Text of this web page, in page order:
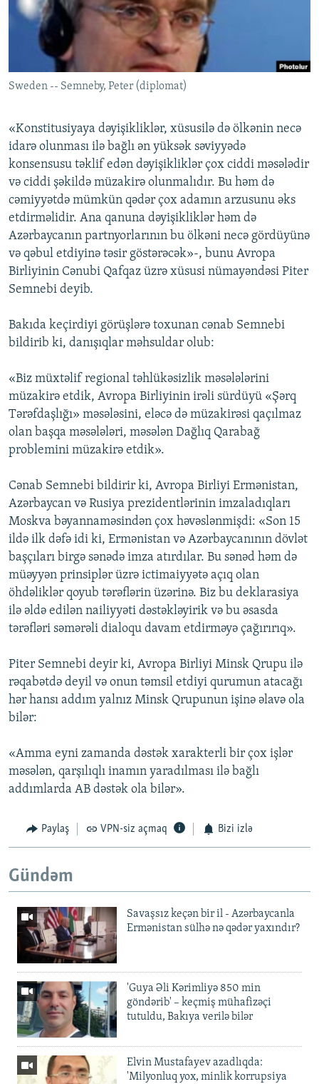
İNFOQRAFIKA
KARIKATURA
AZƏRBAYCAN ƏDƏBIYYATI KITABXANASI
İSLAM VƏ DEMOKRATIYA
İZ - MƏDƏNIYYƏT PROQRAMI
MISSIYAMIZ
PEŞƏ ETIKASI VƏ JURNALISTIKA STANDARTLARIMIZ
MATERIALLARIMIZDAN ISTIFADƏ
AZADLIQRADIOSU MOBIL TELEFONUNUZDA
XƏBƏR BÜLLETENLƏRIMIZ
BIZI IZLƏ
RFE/RL-in bütün saytları
Sweden -- Semneby, Peter (diplomat)
«Konstitusiyaya dəyişikliklər, xüsusilə də ölkənin necə
idarə olunması ilə bağlı ən yüksək səviyyədə
konsensusu təklif edən dəyişikliklər çox ciddi məsələdir
və ciddi şəkildə müzakirə olunmalıdır. Bu həm də
cəmiyyətdə mümkün qədər çox adamın arzusunu əks
etdirməlidir. Ana qanuna dəyişikliklər həm də
Azərbaycanın partnyorlarının bu ölkəni necə gördüyünə
və qəbul etdiyinə təsir göstərəcək»-, bunu Avropa
Birliyinin Cənubi Qafqaz üzrə xüsusi nümayəndəsi Piter
Semnebi deyib.
Bakıda keçirdiyi görüşlərə toxunan cənab Semnebi
bildirib ki, danışıqlar məhsuldar olub:
«Biz müxtəlif regional təhlükəsizlik məsələlərini
müzakirə etdik, Avropa Birliyinin irəli sürdüyü «Şərq
Tərəfdaşlığı» məsələsini, eləcə də müzakirəsi qaçılmaz
olan başqa məsələləri, məsələn Dağlıq Qarabağ
problemini müzakirə etdik».
Cənab Semnebi bildirir ki, Avropa Birliyi Ermənistan,
Azərbaycan və Rusiya prezidentlərinin imzaladıqları
Moskva bəyannaməsindən çox həvəslənmişdi: «Son 15
ildə ilk dəfə idi ki, Ermənistan və Azərbaycanının dövlət
başçıları birgə sənədə imza atırdılar. Bu sənəd həm də
müəyyən prinsiplər üzrə ictimaiyyətə açıq olan
öhdəliklər qoyub tərəflərin üzərinə. Biz bu deklarasiya
ilə əldə edilən nailiyyəti dəstəkləyirik və bu əsasda
tərəfləri səmərəli dialoqu davam etdirməyə çağırırıq».
Piter Semnebi deyir ki, Avropa Birliyi Minsk Qrupu ilə
rəqabətdə deyil və onun təmsil etdiyi qurumun atacağı
hər hansı addım yalnız Minsk Qrupunun işinə əlavə ola
bilər:
«Amma eyni zamanda dəstək xarakterli bir çox işlər
məsələn, qarşılıqlı inamın yaradılması ilə bağlı
addımlarda AB dəstək ola bilər».
Paylaş VPN-siz açmaq Bizi izlə
Gündəm
Savaşsız keçən bir il - Azərbaycanla
Ermənistan sülhə nə qədər yaxındır?
'Guya Əli Kərimliyə 850 min
göndərib' – keçmiş mühafizəçi
tutuldu, Bakıya verilə bilər
Elvin Mustafayev azadlıqda:
'Milyonluq yox, minlik korrupsiya